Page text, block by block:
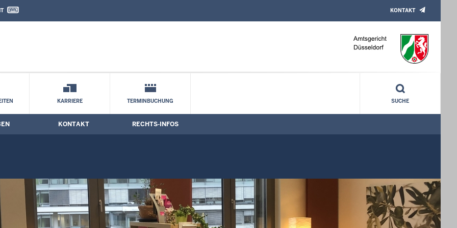
Kontaktformular
KONTAKT
KARRIERE TERMINBUCHUNG SUCHE
KONTAKT RECHTS-INFOS